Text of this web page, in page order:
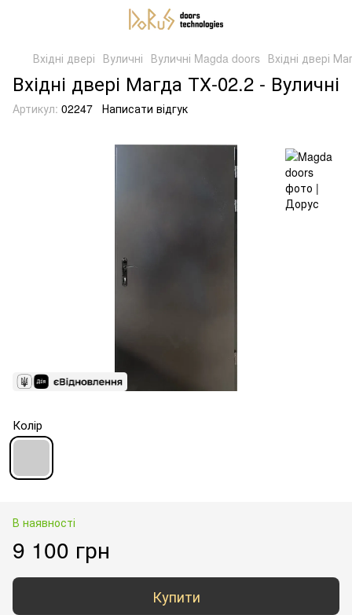
Вхідні двері Вуличні Вуличні Magda doors Вхідні двері
Вхідні двері Магда ТХ-02.2 - Вуличні
Артикул: 02247 Написати відгук
Колір
В наявності
9 100 грн
Купити